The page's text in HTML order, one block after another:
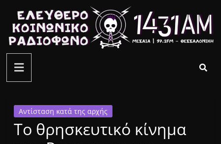
περιεχόμενο
ελεύθερο
κοινωνικό
ραδιόφωνο
Αντίσταση κατά της αρχής
Το θρησκευτικό κίνημα